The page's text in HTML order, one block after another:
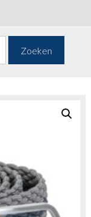
Zoeken